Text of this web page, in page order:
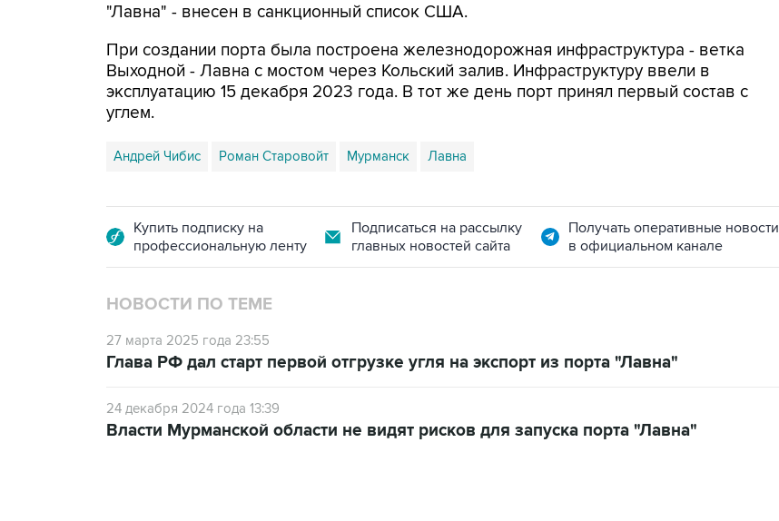
"Лавна" - внесен в санкционный список США.
При создании порта была построена железнодорожная инфраструктура - ветка
Выходной - Лавна с мостом через Кольский залив. Инфраструктуру ввели в
эксплуатацию 15 декабря 2023 года. В тот же день порт принял первый состав с
углем.
Андрей Чибис Роман Старовойт Мурманск Лавна
Купить подписку на
профессиональную ленту
Подписаться на рассылку
главных новостей сайта
Получать оперативные новости
в официальном канале
НОВОСТИ ПО ТЕМЕ
27 марта 2025 года 23:55
Глава РФ дал старт первой отгрузке угля на экспорт из порта "Лавна"
24 декабря 2024 года 13:39
Власти Мурманской области не видят рисков для запуска порта "Лавна"